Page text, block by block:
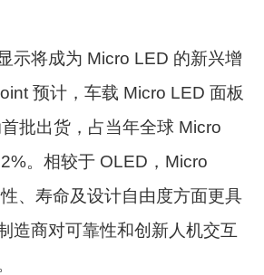
将成为 Micro LED 的新兴增
预计，车载 Micro LED 面板
批出货，占当年全球 Micro
。相较于 OLED，Micro
、寿命及设计自由度方面更具
造商对可靠性和创新人机交互